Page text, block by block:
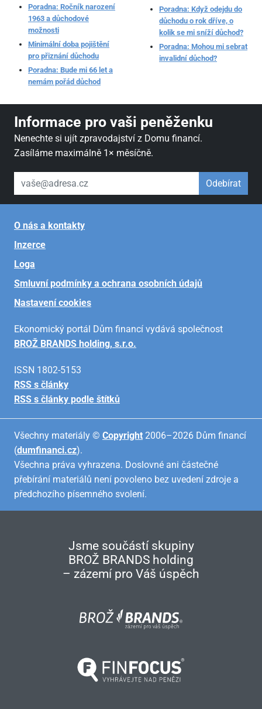
Poradna: Ročník narození
1963 a důchodové
možnosti
Minimální doba pojištění
pro přiznání důchodu
Poradna: Bude mi 66 let a
nemám pořád důchod
Poradna: Když odejdu do
důchodu o rok dříve, o
kolik se mi sníží důchod?
Poradna: Mohou mi sebrat
invalidní důchod?
Informace pro vaši peněženku
Nenechte si ujít zpravodajství z Domu financí.
Zasíláme maximálně 1× měsíčně.
váš email Odebírat
O nás a kontakty
Inzerce
Loga
Smluvní podmínky a ochrana osobních údajů
Nastavení cookies
Ekonomický portál Dům financí vydává společnost
BROŽ BRANDS holding, s.r.o.
ISSN 1802-5153
RSS s články
RSS s články podle štítků
Všechny materiály © Copyright 2006–2026 Dům financí
(dumfinanci.cz).
Všechna práva vyhrazena. Doslovné ani částečné
přebírání materiálů není povoleno bez uvedení zdroje a
předchozího písemného svolení.
Jsme součástí skupiny
BROŽ BRANDS holding
– zázemí pro Váš úspěch